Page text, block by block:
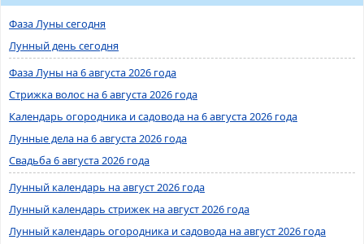
Фаза Луны сегодня
Лунный день сегодня
Фаза Луны на 6 августа 2026 года
Стрижка волос на 6 августа 2026 года
Календарь огородника и садовода на 6 августа 2026 года
Лунные дела на 6 августа 2026 года
Свадьба 6 августа 2026 года
Лунный календарь на август 2026 года
Лунный календарь стрижек на август 2026 года
Лунный календарь огородника и садовода на август 2026 года